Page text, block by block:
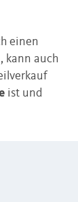
einen
kann auch
ist und